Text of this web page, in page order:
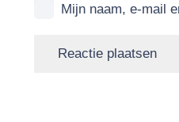
Mijn naam, e-mail
Reactie plaatsen